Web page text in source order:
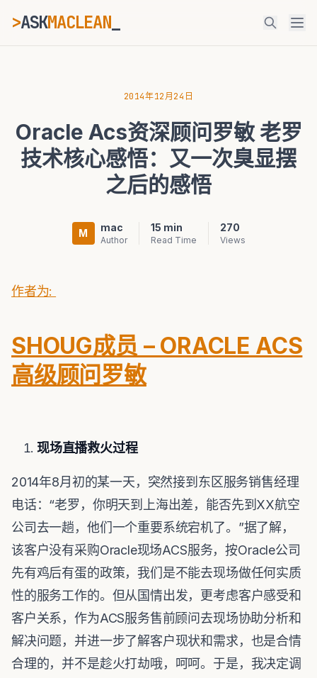
>ASKMACLEAN
⌘K Ctrl+K
2014年12月24日
Oracle Acs资深顾问罗敏 老罗
技术核心感悟：又一次臭显摆
之后的感悟
M mac
Author
15 min
Read Time
270
Views
作者为:
SHOUG成员 – ORACLE ACS
高级顾问罗敏
现场直播救火过程
2014年8月初的某一天，突然接到东区服务销售经理
电话：“老罗，你明天到上海出差，能否先到XX航空
公司去一趟，他们一个重要系统宕机了。”据了解，
该客户没有采购Oracle现场ACS服务，按Oracle公司
先有鸡后有蛋的政策，我们是不能去现场做任何实质
性的服务工作的。但从国情出发，更考虑客户感受和
客户关系，作为ACS服务售前顾问去现场协助分析和
解决问题，并进一步了解客户现状和需求，也是合情
合理的，并不是趁火打劫哦，呵呵。于是，我决定调